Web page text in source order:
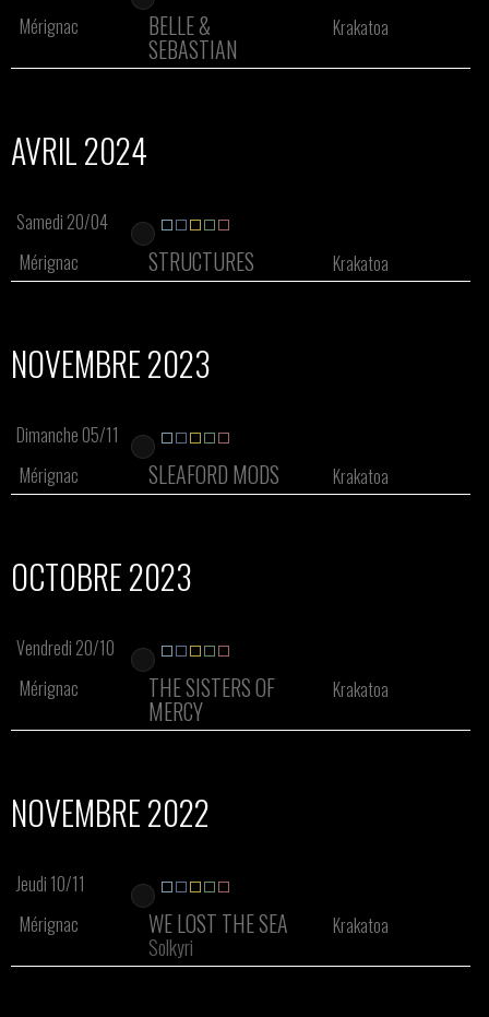
Mérignac
BELLE &
SEBASTIAN
Krakatoa
AVRIL 2024
Samedi 20/04
Mérignac
STRUCTURES Krakatoa
NOVEMBRE 2023
Dimanche 05/11
Mérignac
SLEAFORD MODS Krakatoa
OCTOBRE 2023
Vendredi 20/10
Mérignac
THE SISTERS OF
MERCY
Krakatoa
NOVEMBRE 2022
Jeudi 10/11
Mérignac
WE LOST THE SEA
Solkyri
Krakatoa